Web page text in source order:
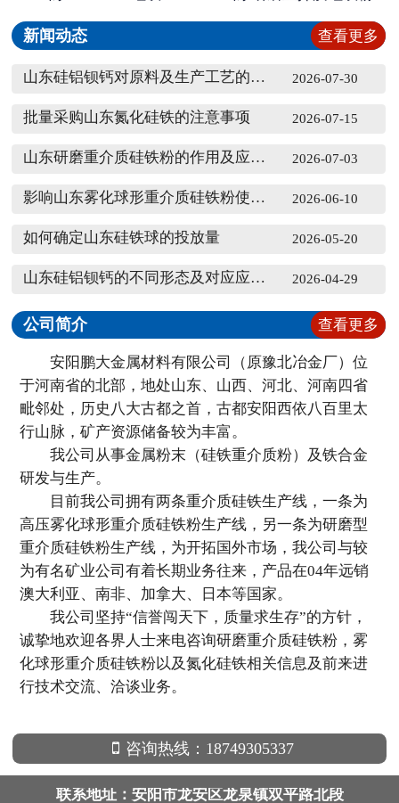
新闻动态 查看更多
2026-07-30
山东硅铝钡钙对原料及生产工艺的要求
2026-07-15
批量采购山东氮化硅铁的注意事项
2026-07-03
山东研磨重介质硅铁粉的作用及应用效果
2026-06-10
影响山东雾化球形重介质硅铁粉使用效果因素
2026-05-20
如何确定山东硅铁球的投放量
2026-04-29
山东硅铝钡钙的不同形态及对应应用领域
公司简介 查看更多
安阳鹏大金属材料有限公司（原豫北冶金厂）位
于河南省的北部，地处山东、山西、河北、河南四省
毗邻处，历史八大古都之首，古都安阳西依八百里太
行山脉，矿产资源储备较为丰富。
我公司从事金属粉末（硅铁重介质粉）及铁合金
研发与生产。
目前我公司拥有两条重介质硅铁生产线，一条为
高压雾化球形重介质硅铁粉生产线，另一条为研磨型
重介质硅铁粉生产线，为开拓国外市场，我公司与较
为有名矿业公司有着长期业务往来，产品在04年远销
澳大利亚、南非、加拿大、日本等国家。
我公司坚持“信誉闯天下，质量求生存”的方针，
诚挚地欢迎各界人士来电咨询研磨重介质硅铁粉，雾
化球形重介质硅铁粉以及氮化硅铁相关信息及前来进
行技术交流、洽谈业务。
咨询热线：18749305337
联系地址：安阳市龙安区龙泉镇双平路北段